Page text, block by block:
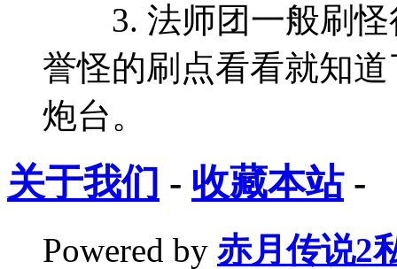
3. 法师团一般刷怪
誉怪的刷点看看就知
炮台。
关于我们 - 收藏本站-
Powered by 赤月传说2